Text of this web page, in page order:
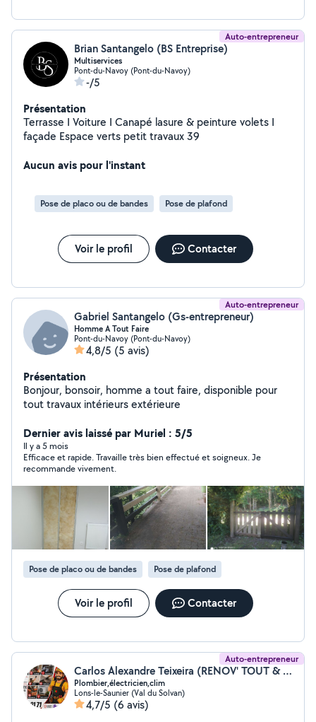
Auto-entrepreneur
Brian Santangelo (BS Entreprise)
Multiservices
Pont-du-Navoy (Pont-du-Navoy)
-/5
Présentation
Terrasse I Voiture I Canapé lasure & peinture volets I
façade Espace verts petit travaux 39
Aucun avis pour l'instant
Pose de placo ou de bandes Pose de plafond
Voir le profil Contacter
Auto-entrepreneur
Gabriel Santangelo (Gs-entrepreneur)
Homme A Tout Faire
Pont-du-Navoy (Pont-du-Navoy)
4,8/5 (5 avis)
Présentation
Bonjour, bonsoir, homme a tout faire, disponible pour
tout travaux intérieurs extérieure
Dernier avis laissé par Muriel : 5/5
Il y a 5 mois
Efficace et rapide. Travaille très bien effectué et soigneux. Je
recommande vivement.
Pose de placo ou de bandes Pose de plafond
Voir le profil Contacter
Auto-entrepreneur
Carlos Alexandre Teixeira (RENOV' TOUT & TECHNIC CLIM)
Plombier,électricien,clim
Lons-le-Saunier (Val du Solvan)
4,7/5 (6 avis)